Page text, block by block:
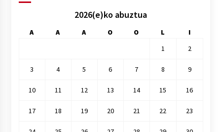
2026(e)ko abuztua
A A A O O L
I
1
2
3 4 5 6 7 8 9
10 11 12 13 14 15 16
17 18 19 20 21 22 23